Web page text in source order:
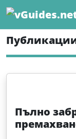
Skip
content
Пълно